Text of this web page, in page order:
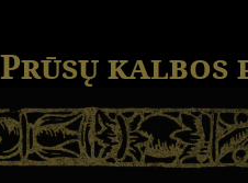
Prūsų kalbos